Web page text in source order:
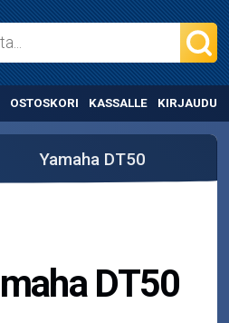
OSTOSKORI KASSALLE KIRJAUDU
Yamaha DT50
DT50